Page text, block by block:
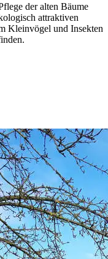
der alten Bäume
attraktiven
Kleinvögel und Insekten